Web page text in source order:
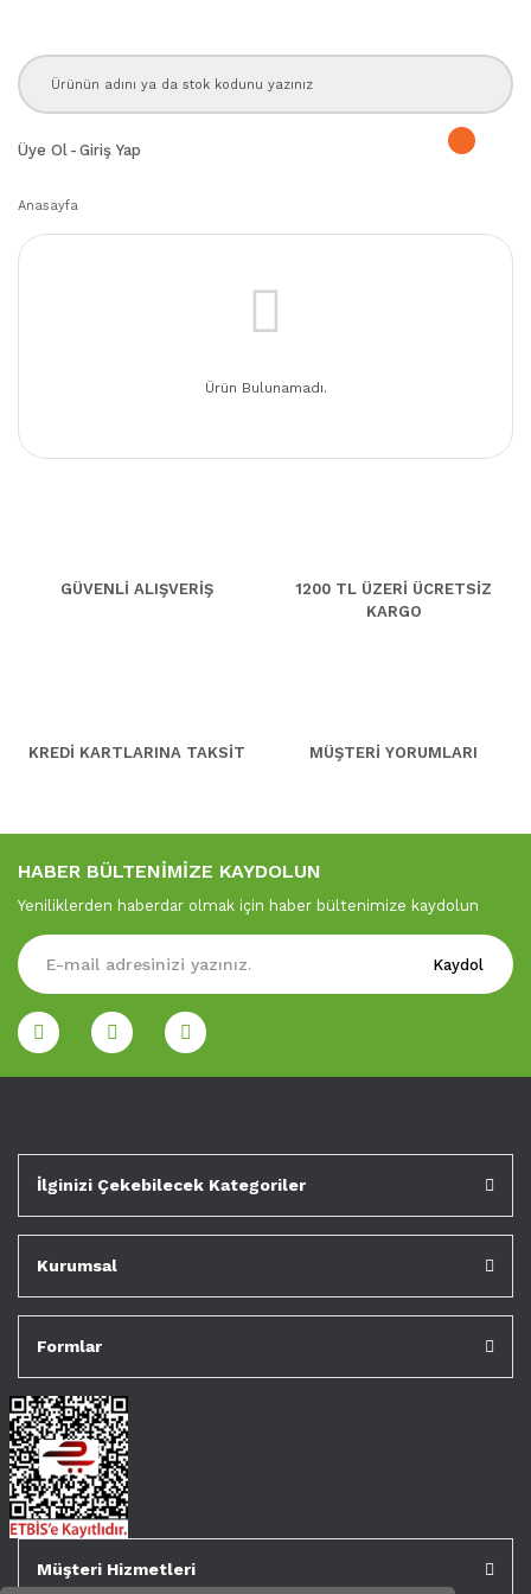
Üye Ol - Giriş Yap
Anasayfa
Ürün Bulunamadı.
GÜVENLİ ALIŞVERİŞ
1200 TL ÜZERİ ÜCRETSİZ
KARGO
KREDİ KARTLARINA TAKSİT MÜŞTERİ YORUMLARI
HABER BÜLTENİMİZE KAYDOLUN
Yeniliklerden haberdar olmak için haber bültenimize kaydolun
Kaydol
İlginizi Çekebilecek Kategoriler
Kurumsal
Formlar
Müşteri Hizmetleri